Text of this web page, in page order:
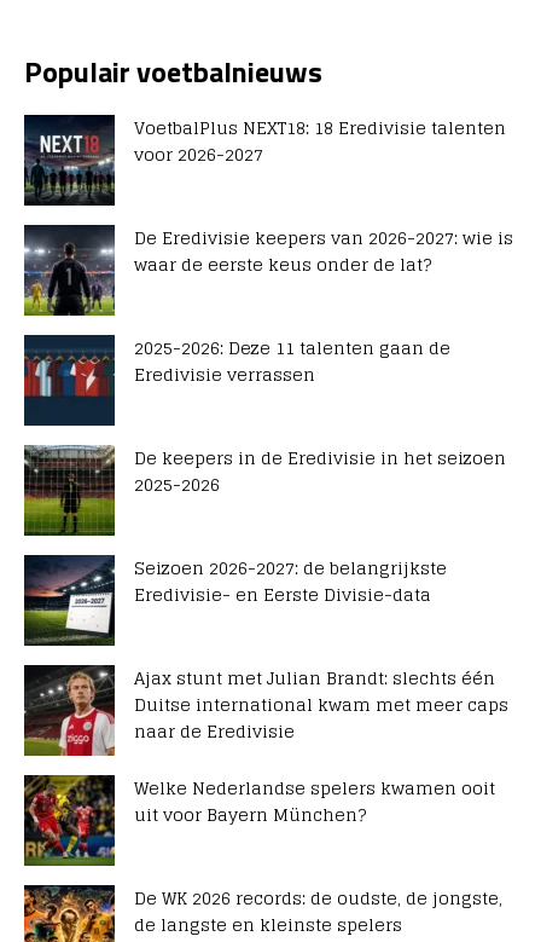
Populair voetbalnieuws
VoetbalPlus NEXT18: 18 Eredivisie talenten
voor 2026-2027
De Eredivisie keepers van 2026-2027: wie is
waar de eerste keus onder de lat?
2025-2026: Deze 11 talenten gaan de
Eredivisie verrassen
De keepers in de Eredivisie in het seizoen
2025-2026
Seizoen 2026-2027: de belangrijkste
Eredivisie- en Eerste Divisie-data
Ajax stunt met Julian Brandt: slechts één
Duitse international kwam met meer caps
naar de Eredivisie
Welke Nederlandse spelers kwamen ooit
uit voor Bayern München?
De WK 2026 records: de oudste, de jongste,
de langste en kleinste spelers